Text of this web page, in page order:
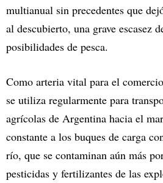
multianual sin precedentes que
al descubierto, una grave escasez
posibilidades de pesca.
Como arteria vital para el
se utiliza regularmente para
agrícolas de Argentina hacia el
constante a los buques de carga
río, que se contaminan aún más
pesticidas y fertilizantes de las